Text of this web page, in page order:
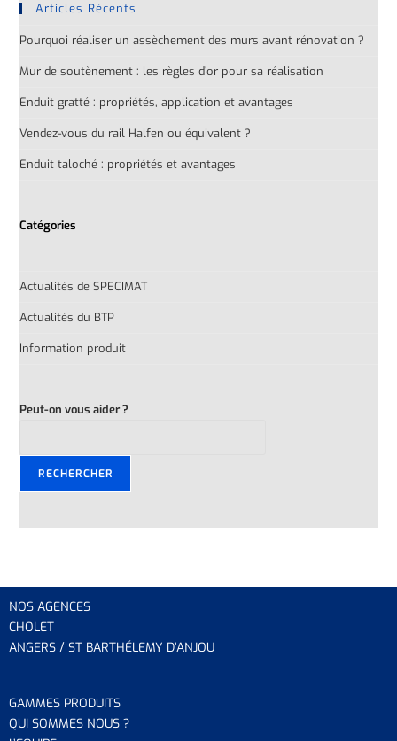
Articles Récents
Pourquoi réaliser un assèchement des murs avant rénovation ?
Mur de soutènement : les règles d’or pour sa réalisation
Enduit gratté : propriétés, application et avantages
Vendez-vous du rail Halfen ou équivalent ?
Enduit taloché : propriétés et avantages
Catégories
Actualités de SPECIMAT
Actualités du BTP
Information produit
Peut-on vous aider ?
RECHERCHER
NOS AGENCES
CHOLET
ANGERS / ST BARTHÉLEMY D’ANJOU
GAMMES PRODUITS
QUI SOMMES NOUS ?